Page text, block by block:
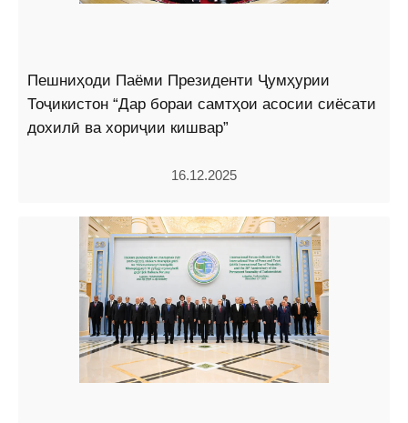
Пешниҳоди Паёми Президенти Ҷумҳурии
Тоҷикистон “Дар бораи самтҳои асосии сиёсати
дохилӣ ва хориҷии кишвар”
16.12.2025